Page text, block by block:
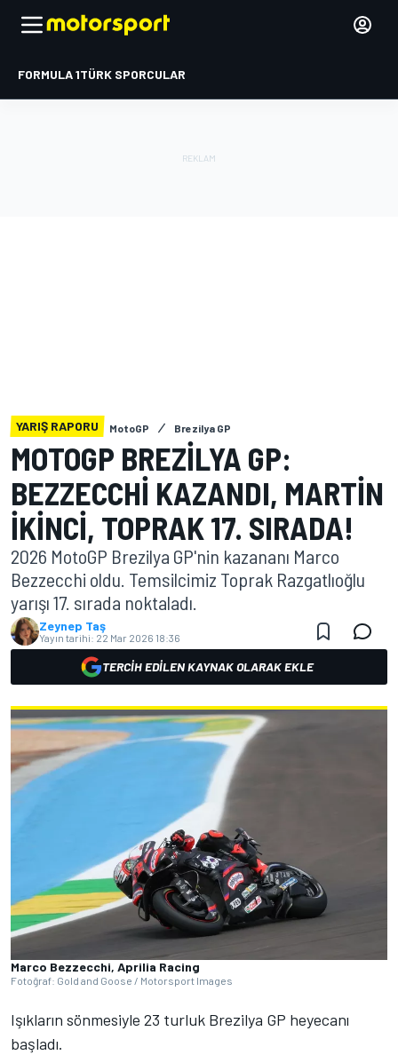
FORMULA 1TÜRK SPORCULAR
YARIŞ RAPORU MotoGP Brezilya GP
MOTOGP BREZILYA GP:
BEZZECCHI KAZANDI, MARTIN
IKINCI, TOPRAK 17. SIRADA!
2026 MotoGP Brezilya GP'nin kazananı Marco
Bezzecchi oldu. Temsilcimiz Toprak Razgatlıoğlu
yarışı 17. sırada noktaladı.
Zeynep Taş
Yayın tarihi: 22 Mar 2026 18:36
TERCIH EDILEN KAYNAK OLARAK EKLE
Marco Bezzecchi, Aprilia Racing
Fotoğraf: Gold and Goose / Motorsport Images
Işıkların sönmesiyle 23 turluk Brezilya GP heyecanı
başladı.